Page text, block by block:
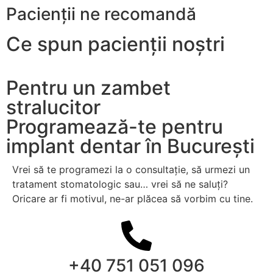
Pacienții ne recomandă
Ce spun pacienții noștri
Pentru un zambet
stralucitor
Programează-te pentru
implant dentar în București
Vrei să te programezi la o consultație, să urmezi un
tratament stomatologic sau… vrei să ne saluți?
Oricare ar fi motivul, ne-ar plăcea să vorbim cu tine.
+40 751 051 096